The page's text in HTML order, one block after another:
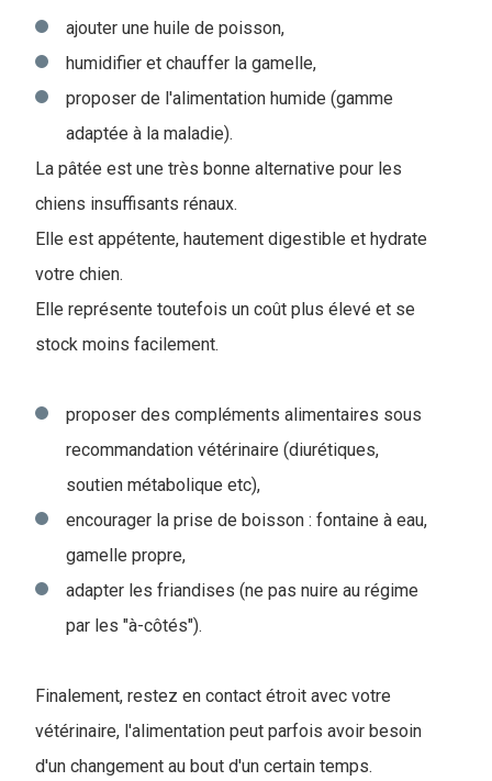
ajouter une huile de poisson,
humidifier et chauffer la gamelle,
proposer de l'alimentation humide (gamme
adaptée à la maladie).
La pâtée est une très bonne alternative pour les
chiens insuffisants rénaux.
Elle est appétente, hautement digestible et hydrate
votre chien.
Elle représente toutefois un coût plus élevé et se
stock moins facilement.
proposer des compléments alimentaires sous
recommandation vétérinaire (diurétiques,
soutien métabolique etc),
encourager la prise de boisson : fontaine à eau,
gamelle propre,
adapter les friandises (ne pas nuire au régime
par les "à-côtés").
Finalement, restez en contact étroit avec votre
vétérinaire, l'alimentation peut parfois avoir besoin
d'un changement au bout d'un certain temps.